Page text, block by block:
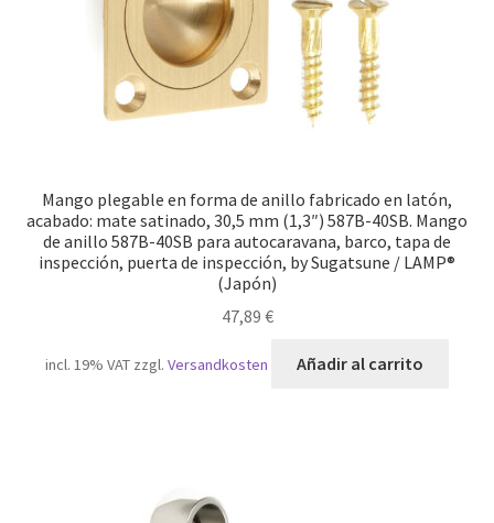
Mango plegable en forma de anillo fabricado en latón,
acabado: mate satinado, 30,5 mm (1,3″) 587B-40SB. Mango
de anillo 587B-40SB para autocaravana, barco, tapa de
inspección, puerta de inspección, by Sugatsune / LAMP®
(Japón)
47,89 €
incl. 19% VAT zzgl.Versandkosten Añadir al carrito